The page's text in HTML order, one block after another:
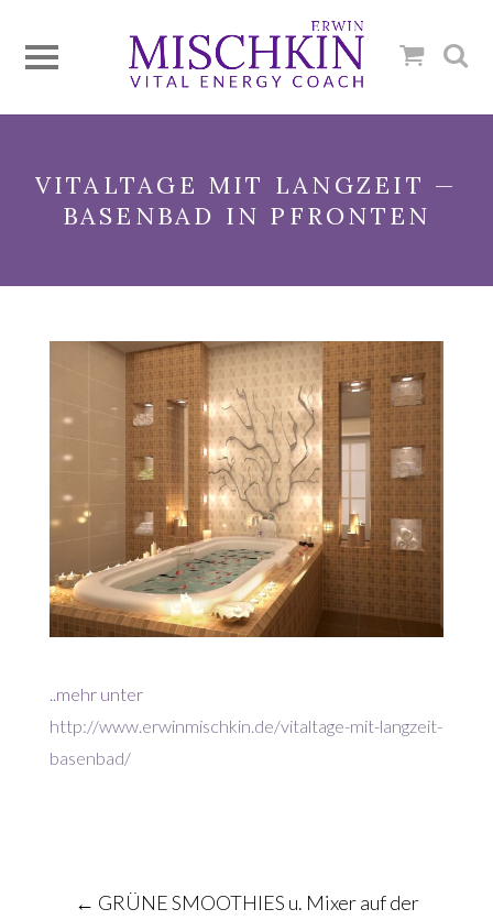
VITALTAGE MIT LANGZEIT —
BASENBAD IN PFRONTEN
..mehr unter
http://www.erwinmischkin.de/vitaltage-mit-langzeit-
basenbad/
← GRÜNE SMOOTHIES u. Mixer auf der